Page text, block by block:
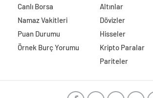
Canlı Borsa
Namaz Vakitleri
Puan Durumu
Örnek Burç Yorumu
Altınlar
Dövizler
Hisseler
Kripto Paralar
Pariteler